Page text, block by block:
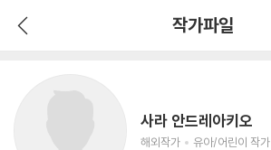
작가파일
사라 안드레아키오
해외작가 유아/어린이 작가
유아/어린이 작가